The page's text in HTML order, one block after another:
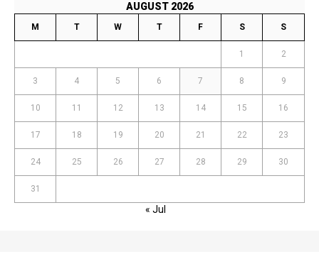
AUGUST 2026
M T W T F S S
1 2
3 4 5 6 7 8 9
10 11 12 13 14 15 16
17 18 19 20 21 22 23
24 25 26 27 28 29 30
31
« Jul